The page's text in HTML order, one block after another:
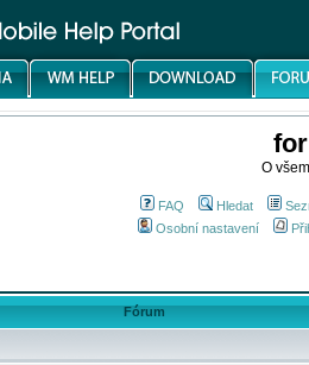
O
FAQ Hledat
Osobní nastavení
Fórum